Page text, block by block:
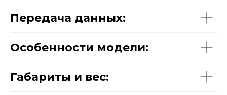
Передача данных:
Особенности модели:
Габариты и вес: